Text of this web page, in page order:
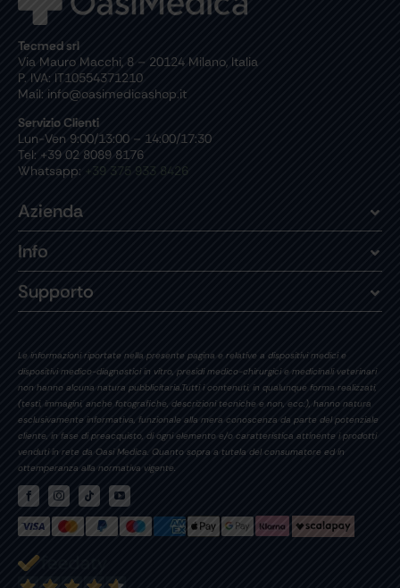
Tecmed srl
Via Mauro Macchi, 8 – 20124 Milano, Italia
P. IVA: IT10554371210
Mail: info@oasimedicashop.it
Servizio Clienti
Lun-Ven 9:00/13:00 – 14:00/17:30
Tel: +39 02 8089 8176
Whatsapp: +39 375 933 8426
Azienda
Info
Supporto
Le informazioni riportate nella presente pagina e relative a dispositivi medici e
dispositivi medico-diagnostici in vitro, presidi medico-chirurgici e medicinali veterinari
non hanno alcuna natura pubblicitaria.Tutti i contenuti, in qualunque forma realizzati,
(testi, immagini, anche fotografiche, descrizioni tecniche e non, ecc.), hanno natura
esclusivamente informativa, funzionale alla mera conoscenza da parte del potenziale
cliente, in fase di preacquisto, di ogni elemento e/o caratteristica attinente i prodotti
venduti in rete da Oasi Medica. Quanto sopra a tutela del consumatore ed in
ottemperanza alla normativa vigente.